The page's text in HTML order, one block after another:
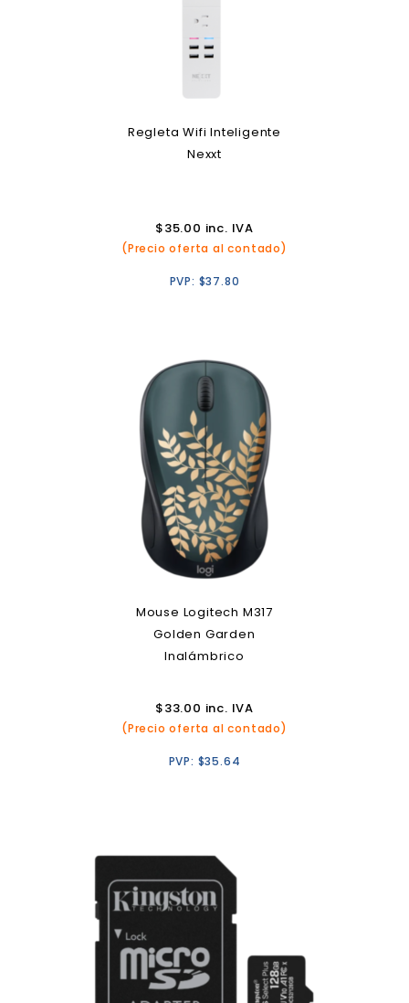
Regleta Wifi Inteligente
Nexxt
$35.00 inc. IVA
(Precio oferta al contado)
PVP: $37.80
Mouse Logitech M317
Golden Garden
Inalámbrico
$33.00 inc. IVA
(Precio oferta al contado)
PVP: $35.64